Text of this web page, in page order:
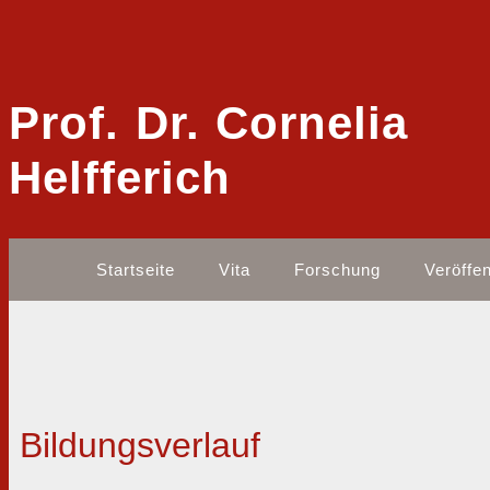
Prof. Dr. Cornelia
Helfferich
Startseite Vita Forschung
Bildungsverlauf